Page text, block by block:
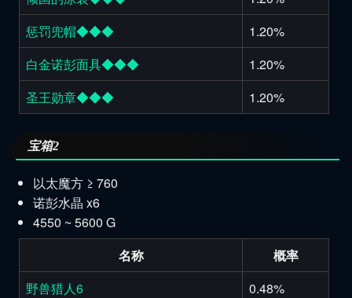
惩罚兜帽◆◆◆
1.20%
白金诺彭面具◆◆◆
1.20%
圣王勋章◆◆◆
1.20%
宝箱2
以太魔方 ≥ 760
诺彭水晶 x6
4550 ~ 5600 G
名称
概率
野兽猎人6
0.48%